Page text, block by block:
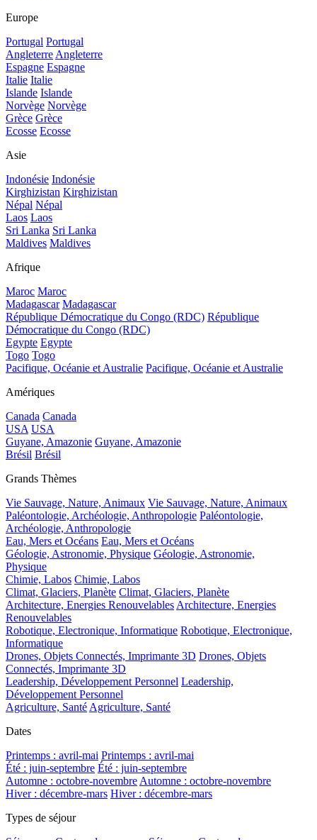
Europe
Portugal Portugal
Angleterre Angleterre
Espagne Espagne
Italie Italie
Islande Islande
Norvège Norvège
Grèce Grèce
Ecosse Ecosse
Asie
Indonésie Indonésie
Kirghizistan Kirghizistan
Népal Népal
Laos Laos
Sri Lanka Sri Lanka
Maldives Maldives
Afrique
Maroc Maroc
Madagascar Madagascar
République Démocratique du Congo (RDC) République
Démocratique du Congo (RDC)
Egypte Egypte
Togo Togo
Pacifique, Océanie et Australie Pacifique, Océanie et Australie
Amériques
Canada Canada
USA USA
Guyane, Amazonie Guyane, Amazonie
Brésil Brésil
Grands Thèmes
Vie Sauvage, Nature, Animaux Vie Sauvage, Nature, Animaux
Paléontologie, Archéologie, Anthropologie Paléontologie,
Archéologie, Anthropologie
Eau, Mers et Océans Eau, Mers et Océans
Géologie, Astronomie, Physique Géologie, Astronomie,
Physique
Chimie, Labos Chimie, Labos
Climat, Glaciers, Planète Climat, Glaciers, Planète
Architecture, Energies Renouvelables Architecture, Energies
Renouvelables
Robotique, Electronique, Informatique Robotique, Electronique,
Informatique
Drones, Objets Connectés, Imprimante 3D Drones, Objets
Connectés, Imprimante 3D
Leadership, Développement Personnel Leadership,
Développement Personnel
Agriculture, Santé Agriculture, Santé
Dates
Printemps : avril-mai Printemps : avril-mai
Été : juin-septembre Été : juin-septembre
Automne : octobre-novembre Automne : octobre-novembre
Hiver : décembre-mars Hiver : décembre-mars
Types de séjour